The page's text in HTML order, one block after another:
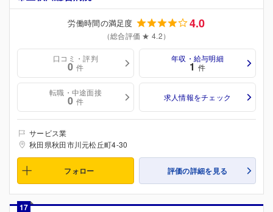
労働時間の満足度 4.0
（総合評価 ★ 4.2）
口コミ・評判
0 件
年収・給与明細
1 件
転職・中途面接
0 件 求人情報をチェック
サービス業
秋田県秋田市川元松丘町4-30
フォロー 評価の詳細を見る
17